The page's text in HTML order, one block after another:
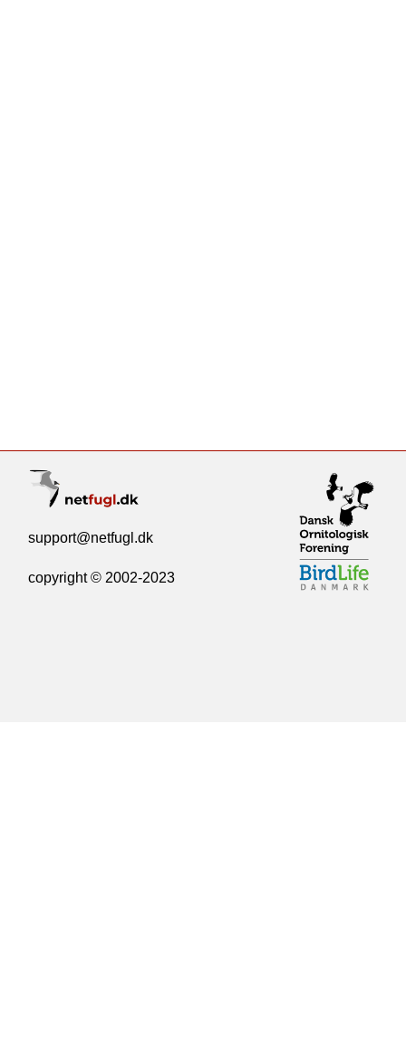
support@netfugl.dk
copyright © 2002-2023